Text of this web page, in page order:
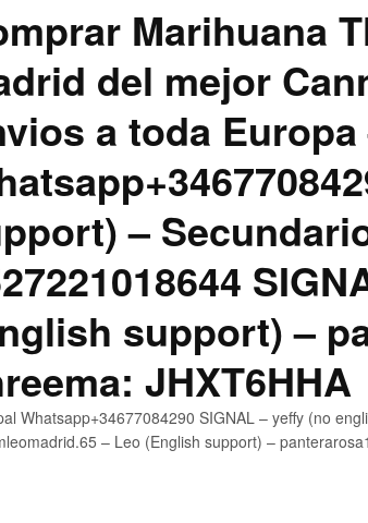
Marihuana
del mejor
a toda
–
support) –
JHXT6HHA
Whatsapp+34677084290 SIGNAL – yeffy (no
– Leo (English support) –